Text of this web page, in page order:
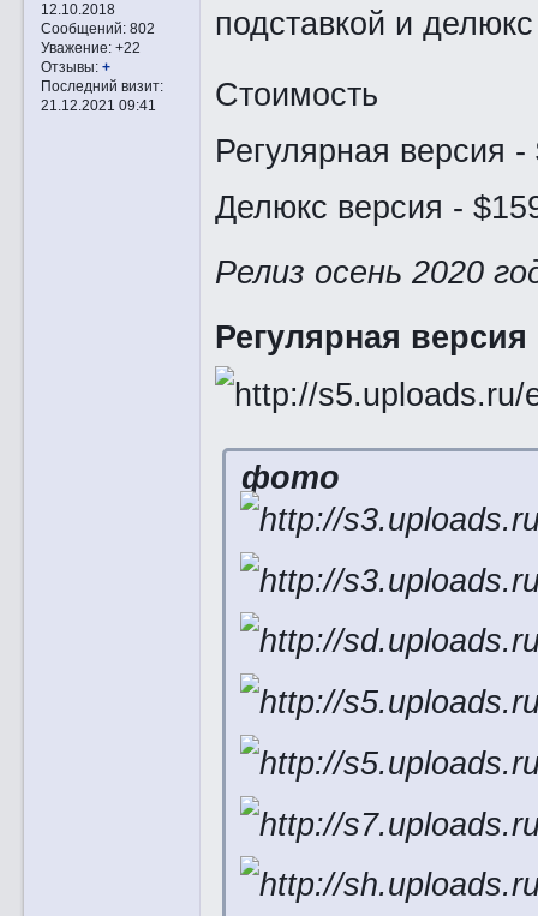
12.10.2018
Сообщений:802
Уважение: +22
Отзывы: +
Последний визит:
21.12.2021 09:41
подставкой и
Стоимость
Регулярная версия -
Делюкс версия -
Релиз осень 2020
Регулярная версия
фото